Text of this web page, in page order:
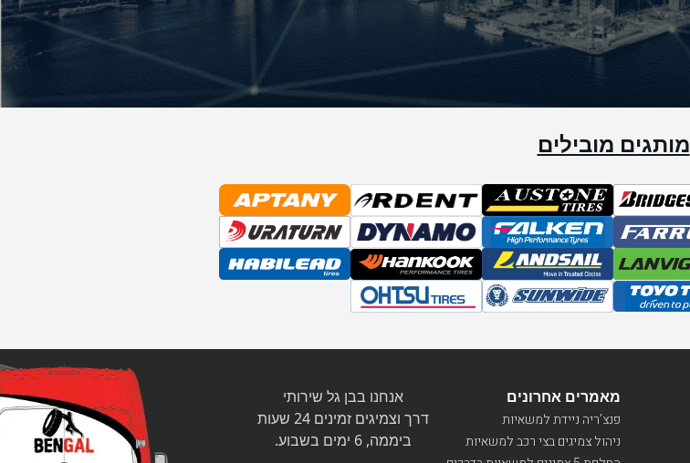
מותגים מובילים
אנחנו בבן גל שירותי
דרך וצמיגים זמינים 24 שעות
ביממה, 6 ימים בשבוע.
מאמרים אחרונים
פנצ’ריה ניידת למשאיות
ניהול צמיגים בצי רכב למשאיות